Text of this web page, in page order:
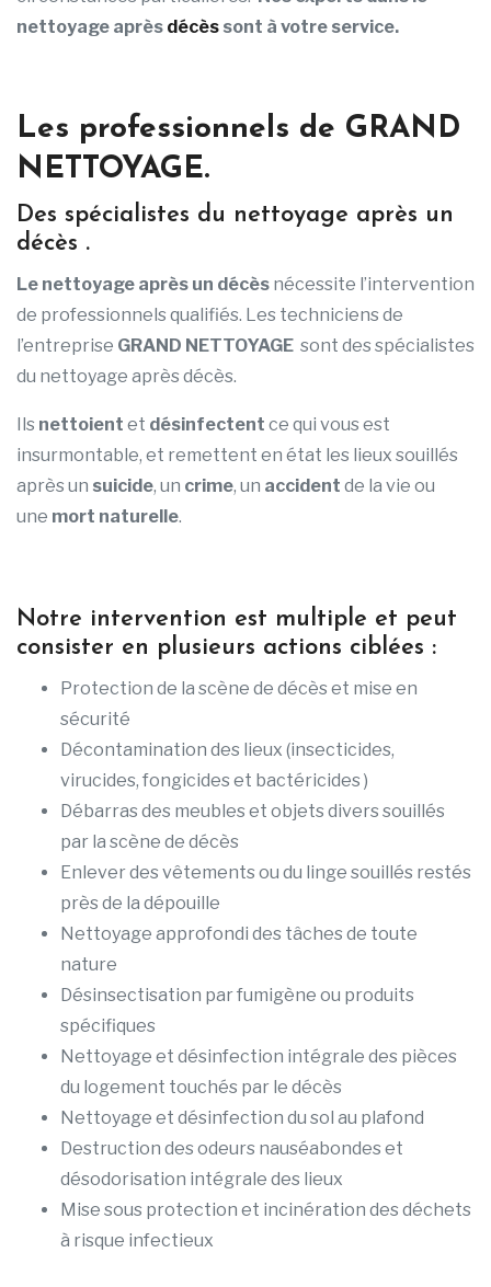
nettoyage après décès sont à votre service.
Les professionnels de GRAND
NETTOYAGE.
Des spécialistes du nettoyage après un
décès .
Le nettoyage après un décès nécessite l’intervention
de professionnels qualifiés. Les techniciens de
l’entreprise GRAND NETTOYAGE sont des spécialistes
du nettoyage après décès.
Ils nettoient et désinfectent ce qui vous est
insurmontable, et remettent en état les lieux souillés
après un suicide, un crime, un accident de la vie ou
une mort naturelle.
Notre intervention est multiple et peut
consister en plusieurs actions ciblées :
Protection de la scène de décès et mise en
sécurité
Décontamination des lieux (insecticides,
virucides, fongicides et bactéricides )
Débarras des meubles et objets divers souillés
par la scène de décès
Enlever des vêtements ou du linge souillés restés
près de la dépouille
Nettoyage approfondi des tâches de toute
nature
Désinsectisation par fumigène ou produits
spécifiques
Nettoyage et désinfection intégrale des pièces
du logement touchés par le décès
Nettoyage et désinfection du sol au plafond
Destruction des odeurs nauséabondes et
désodorisation intégrale des lieux
Mise sous protection et incinération des déchets
à risque infectieux